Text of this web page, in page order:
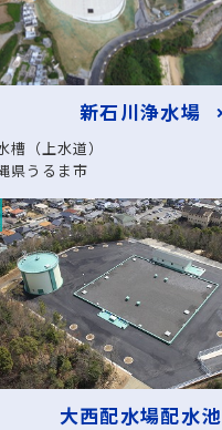
新石川浄水場
槽（上水道）
県うるま市
大西配水場配水池